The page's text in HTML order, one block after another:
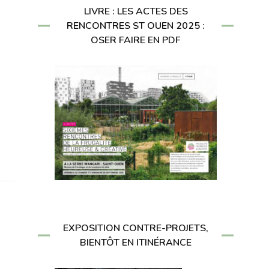
LIVRE : LES ACTES DES
RENCONTRES ST OUEN 2025 :
OSER FAIRE EN PDF
EXPOSITION CONTRE-PROJETS,
BIENTÔT EN ITINÉRANCE